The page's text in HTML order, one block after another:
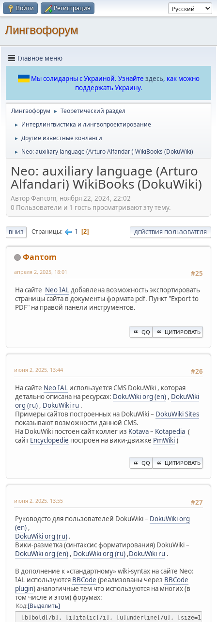
Войти Регистрация
Лингвофорум
Главное меню
Мы солидарны с Украиной. Узнайте здесь, как можно
поддержать Украину.
Лингвофорум ► Теоретический раздел
► Интерлингвистика и лингвопроектирование
► Другие известные конланги
► Neo: auxiliary language (Arturo Alfandari) WikiBooks (DokuWiki)
Neo: auxiliary language (Arturo
Alfandari) WikiBooks (DokuWiki)
Автор Φanτοm, ноября 22, 2024, 22:02
0 Пользователи и 1 гость просматривают эту тему.
ВНИЗ Страницы 1 2 ДЕЙСТВИЯ ПОЛЬЗОВАТЕЛЯ
Φanτοm
#25
апреля 2, 2025, 18:01
На сайте Neo IALдобавлена возможность экспортировать
страницы сайта в документы формата pdf. Пункт "Export to
PDF" на правой панели инструментов.
QQ ЦИТИРОВАТЬ
#26
июня 2, 2025, 13:44
На сайте Neo IAL используется CMS DokuWiki , которая
детально описана на ресурсах: DokuWiki org (en) , DokuWiki
org (ru) , DokuWiki ru .
Примеры сайтов построенных на DokuWiki – DokuWiki Sites
показывают возможности данной CMS.
На DokuWiki постоен сайт коллег из Kotava– Kotapedia (
сайт Encyclopedie построен на вики-движке PmWiki)
QQ ЦИТИРОВАТЬ
#27
июня 2, 2025, 13:55
Руководсто для пользователей DokuWiki – DokuWiki org
(en) ,
DokuWiki org (ru) .
Вики-разметка (синтаксис форматирования) DokuWiki –
DokuWiki org (en) , DokuWiki org (ru) ,DokuWiki ru .
В дополнение к «стандартному» wiki-syntax на сайте Neo:
IAL используются BBCode (реализованы через BBCode
plugin) аналогичные тем что используются на многих (в
том числе и этом) форумах:
Код Выделить
[b]bold[/b], [i]italic[/i], [u]underline[/u],